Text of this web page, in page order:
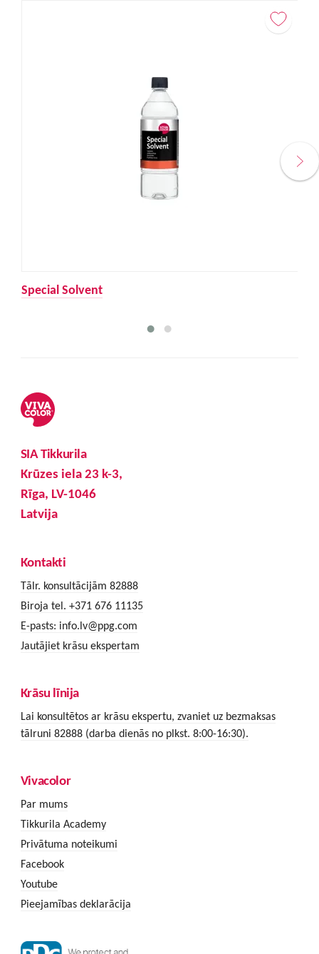
Special Solvent
SIA Tikkurila
Krūzes iela 23 k-3,
Rīga, LV-1046
Latvija
Kontakti
Tālr. konsultācijām 82888
Biroja tel. +371 676 11135
E-pasts: info.lv@ppg.com
Jautājiet krāsu ekspertam
Krāsu līnija
Lai konsultētos ar krāsu ekspertu, zvaniet uz bezmaksas
tālruni 82888 (darba dienās no plkst. 8:00-16:30).
Vivacolor
Par mums
Tikkurila Academy
Privātuma noteikumi
Facebook
Youtube
Pieejamības deklarācija